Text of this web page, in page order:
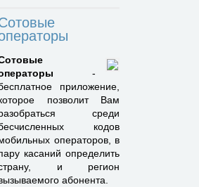
-
приложение,
позволит Вам
среди
кодов
операторов, в
касаний определить
и регион
абонента.